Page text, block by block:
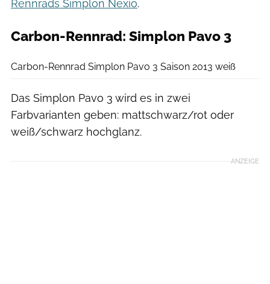
Rennrads Simplon Nexio.
Carbon-Rennrad: Simplon Pavo 3
Carbon-Rennrad Simplon Pavo 3 Saison 2013 weiß
Das Simplon Pavo 3 wird es in zwei
Farbvarianten geben: mattschwarz/rot oder
weiß/schwarz hochglanz.
ANZEIGE